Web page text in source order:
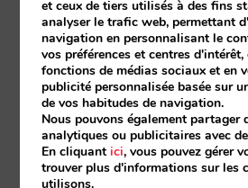
et ceux de tiers utilisés à des fins
analyser le trafic web, permettant
navigation en personnalisant le
vos préférences et centres
fonctions de médias sociaux et en
publicité personnalisée basée sur
de vos habitudes de navigation.
Nous pouvons également partager
analytiques ou publicitaires avec
En cliquantici, vous pouvez gérer
trouver plus d'informations sur les
utilisons.